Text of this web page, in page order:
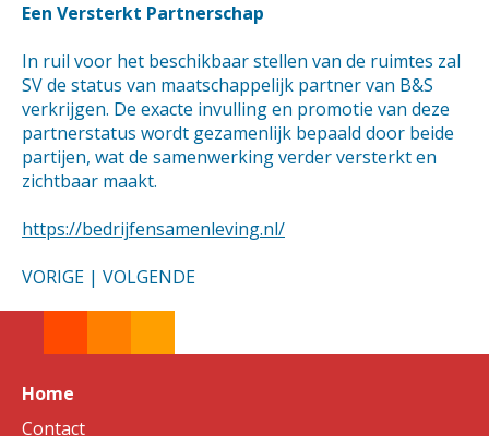
Een Versterkt Partnerschap
In ruil voor het beschikbaar stellen van de ruimtes zal
SV de status van maatschappelijk partner van B&S
verkrijgen. De exacte invulling en promotie van deze
partnerstatus wordt gezamenlijk bepaald door beide
partijen, wat de samenwerking verder versterkt en
zichtbaar maakt.
https://bedrijfensamenleving.nl/
VORIGE | VOLGENDE
Home
Contact